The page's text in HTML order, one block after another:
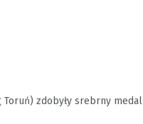
Toruń) zdobyły srebrny medal